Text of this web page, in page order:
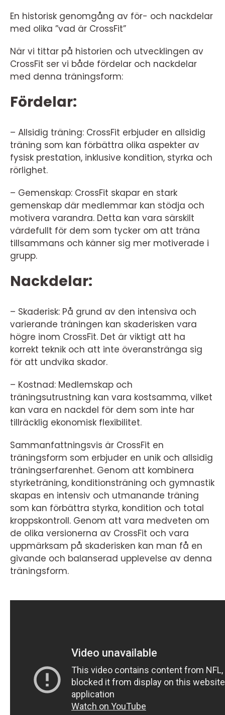
En historisk genomgång av för- och nackdelar
med olika ”vad är CrossFit”
När vi tittar på historien och utvecklingen av
CrossFit ser vi både fördelar och nackdelar
med denna träningsform:
Fördelar:
– Allsidig träning: CrossFit erbjuder en allsidig
träning som kan förbättra olika aspekter av
fysisk prestation, inklusive kondition, styrka och
rörlighet.
– Gemenskap: CrossFit skapar en stark
gemenskap där medlemmar kan stödja och
motivera varandra. Detta kan vara särskilt
värdefullt för dem som tycker om att träna
tillsammans och känner sig mer motiverade i
grupp.
Nackdelar:
– Skaderisk: På grund av den intensiva och
varierande träningen kan skaderisken vara
högre inom CrossFit. Det är viktigt att ha
korrekt teknik och att inte överanstränga sig
för att undvika skador.
– Kostnad: Medlemskap och
träningsutrustning kan vara kostsamma, vilket
kan vara en nackdel för dem som inte har
tillräcklig ekonomisk flexibilitet.
Sammanfattningsvis är CrossFit en
träningsform som erbjuder en unik och allsidig
träningserfarenhet. Genom att kombinera
styrketräning, konditionsträning och gymnastik
skapas en intensiv och utmanande träning
som kan förbättra styrka, kondition och total
kroppskontroll. Genom att vara medveten om
de olika versionerna av CrossFit och vara
uppmärksam på skaderisken kan man få en
givande och balanserad upplevelse av denna
träningsform.